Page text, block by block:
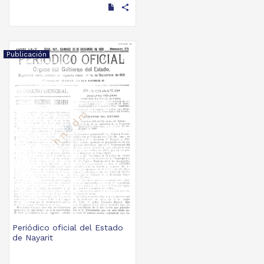
share
Publicación
Periódico oficial del Estado
de Nayarit